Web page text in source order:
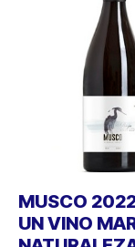
MUSCO
UN VINO